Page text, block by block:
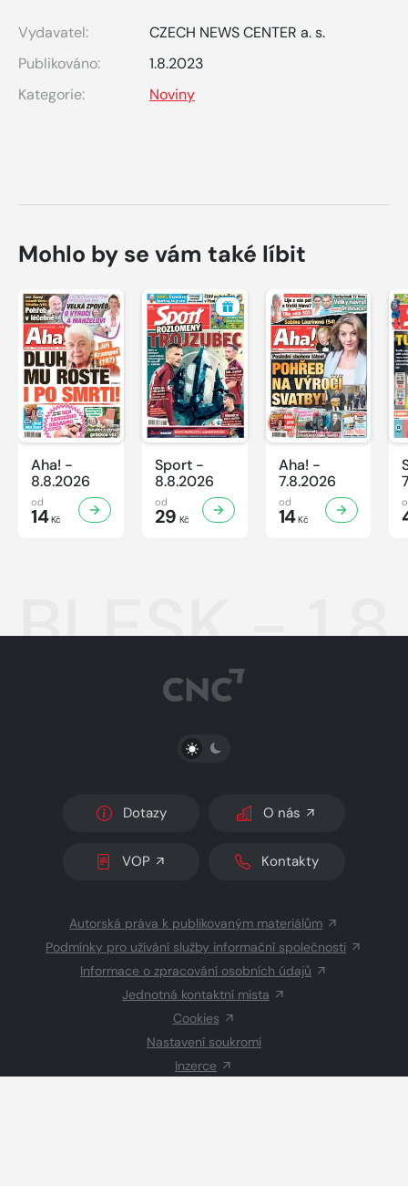
Vydavatel:
CZECH NEWS CENTER a. s.
Publikováno:
1.8.2023
Kategorie:
Noviny
Mohlo by se vám také líbit
Aha! -
8.8.2026
od
14Kč
Sport -
8.8.2026
od
29 Kč
Aha! -
7.8.2026
od
14Kč
BLESK -
PŘEPNOUT SVĚTLÝ/TMAVÝ REŽIM
Dotazy O nás
VOP Kontakty
Autorská práva k publikovaným materiálům
Podmínky pro užívání služby informační společnosti
Informace o zpracování osobních údajů
Jednotná kontaktní místa
Cookies
Nastavení soukromí
Inzerce